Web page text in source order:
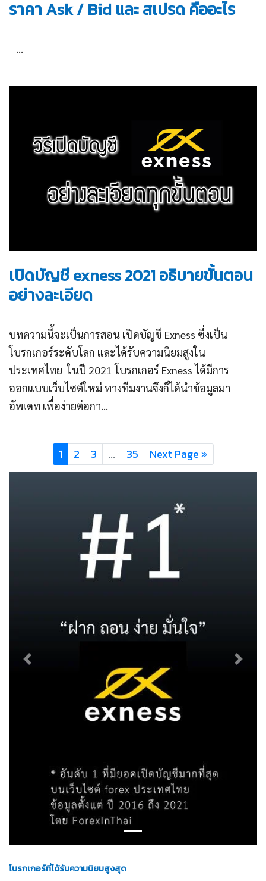
ราคา Ask / Bid และ สเปรด คืออะไร
...
เปิดบัญชี exness 2021 อธิบายขั้นตอน
อย่างละเอียด
บทความนี้จะเป็นการสอน เปิดบัญชี Exness ซึ่งเป็น
โบรกเกอร์ระดับโลก และได้รับความนิยมสูงใน
ประเทศไทย ในปี 2021 โบรกเกอร์ Exness ได้มีการ
ออกแบบเว็บไซต์ใหม่ ทางทีมงานจึงก็ได้นำข้อมูลมา
อัพเดท เพื่อง่ายต่อกา...
1 2 3 … 35 Next Page »
Previous Next
โบรกเกอร์ที่ได้รับความนิยมสูงสุด